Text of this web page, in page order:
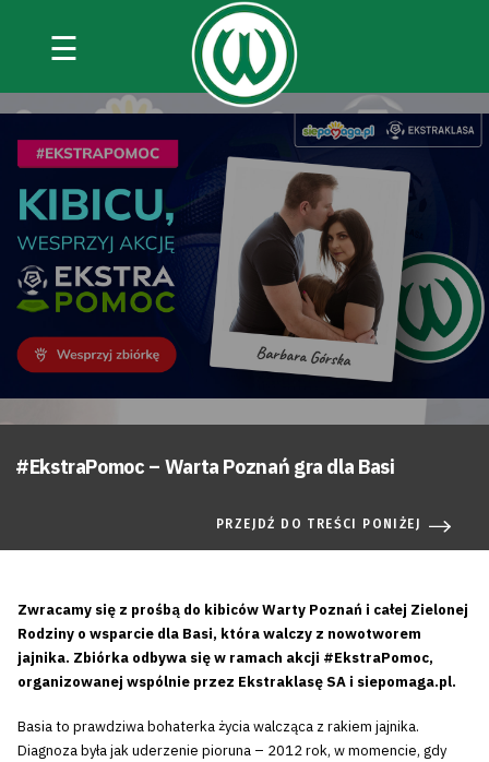
☰
#EkstraPomoc – Warta Poznań gra dla Basi
PRZEJDŹ DO TREŚCI PONIŻEJ
Zwracamy się z prośbą do kibiców Warty Poznań i całej Zielonej
Rodziny o wsparcie dla Basi, która walczy z nowotworem
jajnika. Zbiórka odbywa się w ramach akcji #EkstraPomoc,
organizowanej wspólnie przez Ekstraklasę SA i siepomaga.pl.
Basia to prawdziwa bohaterka życia walcząca z rakiem jajnika.
Diagnoza była jak uderzenie pioruna – 2012 rok, w momencie, gdy